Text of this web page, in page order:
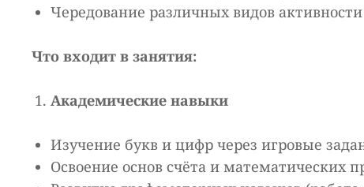
Чередование различных видов активности
Что входит в занятия:
Академические навыки
Изучение букв и цифр через игровые
Освоение основ счёта и математических